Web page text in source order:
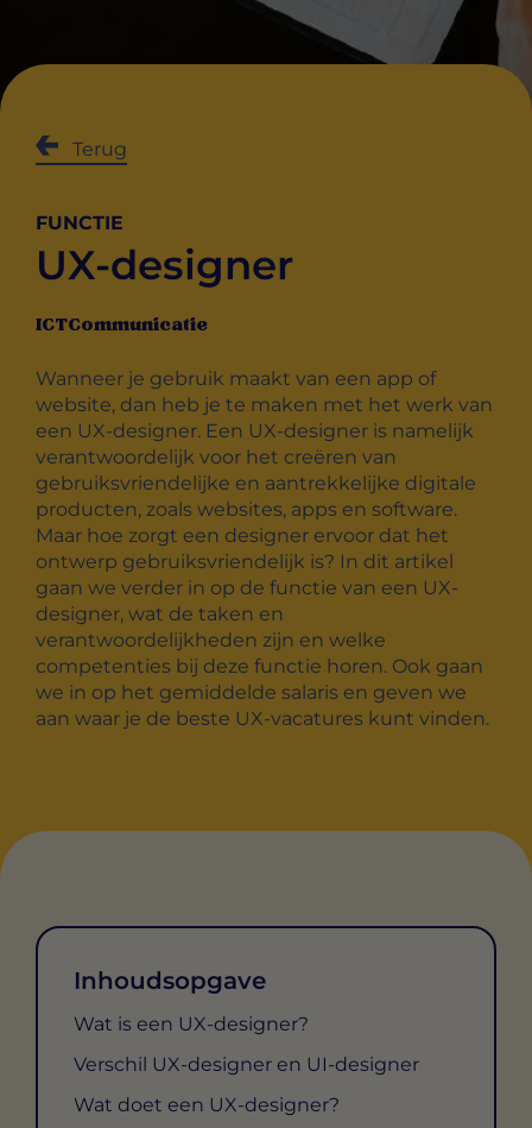
Terug
FUNCTIE
UX-designer
ICTCommunicatie
Wanneer je gebruik maakt van een app of
website, dan heb je te maken met het werk van
een UX-designer. Een UX-designer is namelijk
verantwoordelijk voor het creëren van
gebruiksvriendelijke en aantrekkelijke digitale
producten, zoals websites, apps en software.
Maar hoe zorgt een designer ervoor dat het
ontwerp gebruiksvriendelijk is? In dit artikel
gaan we verder in op de functie van een UX-
designer, wat de taken en
verantwoordelijkheden zijn en welke
competenties bij deze functie horen. Ook gaan
we in op het gemiddelde salaris en geven we
aan waar je de beste UX-vacatures kunt vinden.
Inhoudsopgave
Wat is een UX-designer?
Verschil UX-designer en UI-designer
Wat doet een UX-designer?